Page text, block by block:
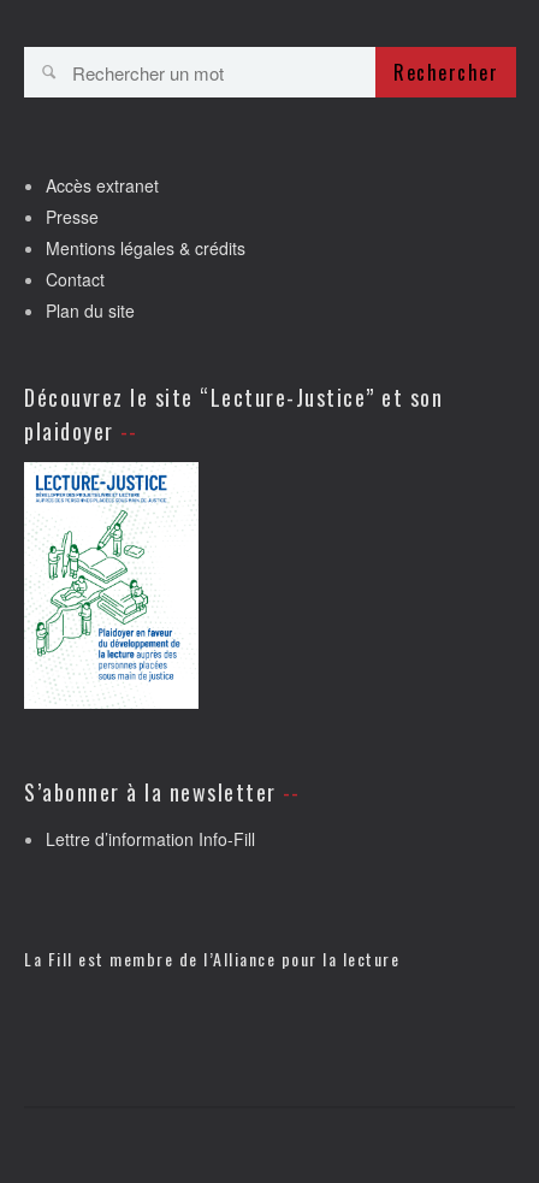
Rechercher
Accès extranet
Presse
Mentions légales & crédits
Contact
Plan du site
Découvrez le site “Lecture-Justice” et son
plaidoyer
S’abonner à la newsletter
Lettre d’information Info-Fill
La Fill est membre de l’Alliance pour la lecture